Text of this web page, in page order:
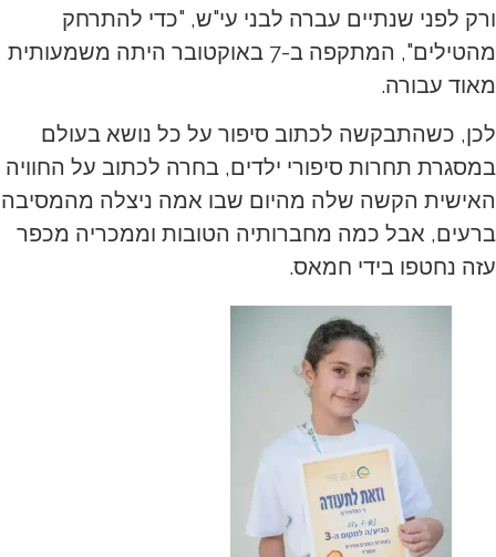
ורק לפני שנתיים עברה לבני עי"ש, "כדי להתרחק
מהטילים", המתקפה ב-7 באוקטובר היתה משמעותית
מאוד עבורה.
לכן, כשהתבקשה לכתוב סיפור על כל נושא בעולם
במסגרת תחרות סיפורי ילדים, בחרה לכתוב על החוויה
האישית הקשה שלה מהיום שבו אמה ניצלה מהמסיבה
ברעים, אבל כמה מחברותיה הטובות וממכריה מכפר
עזה נחטפו בידי חמאס.